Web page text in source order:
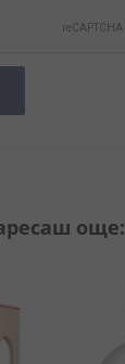
още: